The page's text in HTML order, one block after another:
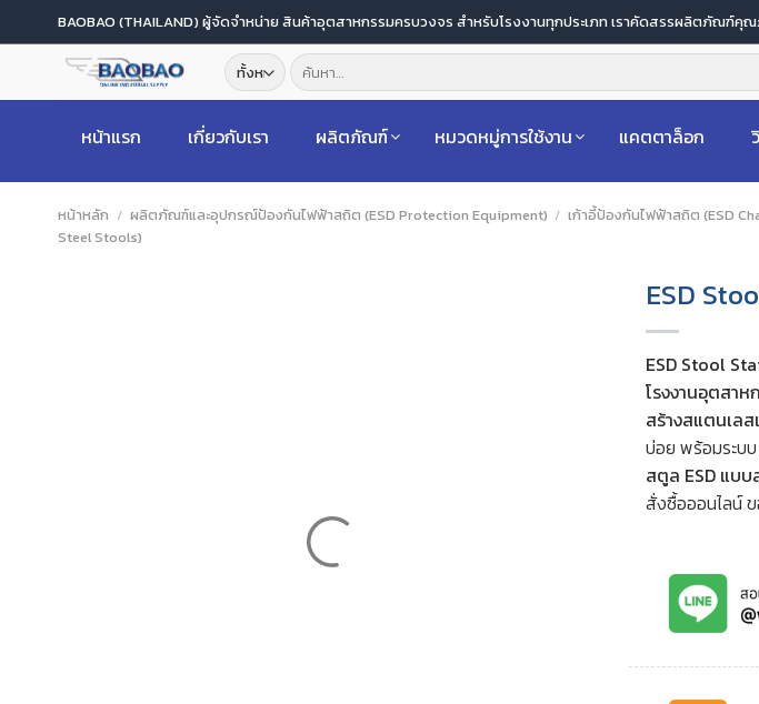
ไป
เนื้อหา
BAOBAO (THAILAND) ผู้จัดจำหน่าย สินค้าอุตสาหกรรมครบวงจร สำหรับโรงงานทุกประเภท เราคัดสรรผลิตภัณฑ์
ค้นหา:
หน้าแรก เกี่ยวกับเรา ผลิตภัณฑ์ หมวดหมู่การใช้งาน แคตตาล็อก
หน้าหลัก / ผลิตภัณฑ์และอุปกรณ์ป้องกันไฟฟ้าสถิต (ESD Protection Equipment) / เก้าอี้ป้องกันไฟฟ้าสถิต (ESD
Steel Stools)
ESD
ESD Stool
โรงงานอุตสา
สร้างสแตนเล
บ่อย พร้อมระบบ
สตูล ESD แบ
สั่งซื้อออนไลน์